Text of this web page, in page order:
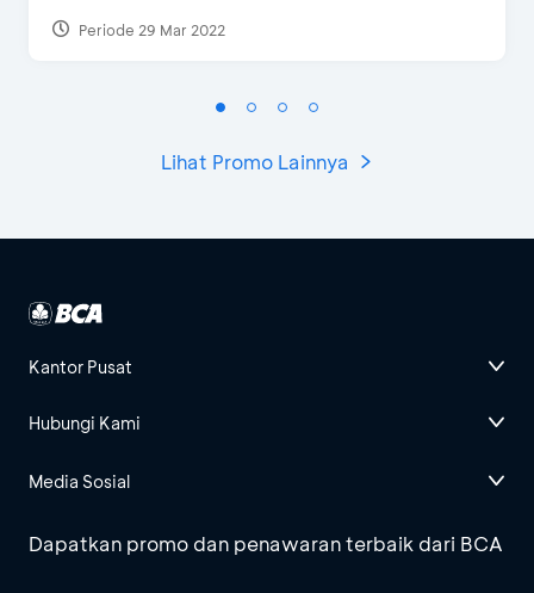
Periode 29 Mar 2022
Lihat Promo Lainnya
Kantor Pusat
Hubungi Kami
Media Sosial
Dapatkan promo dan penawaran terbaik dari BCA